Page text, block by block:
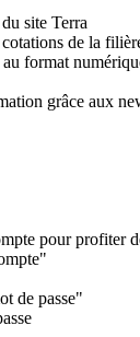
site Terra
de la
format
grâce aux
pour profiter
de passe"